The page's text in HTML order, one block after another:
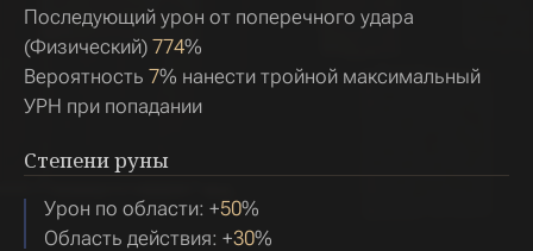
Последующий урон от поперечного удара
(Физический) 774%
Вероятность 7% нанести тройной максимальный
УРН при попадании
Степени руны
Урон по области: +50%
Область действия: +30%